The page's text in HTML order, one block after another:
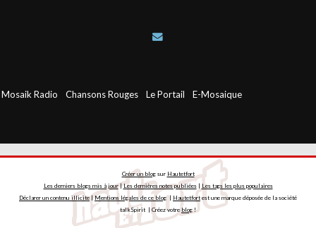
Mosaik Radio Chansons Rouges Le Portail E-Mosaique
Créer un blogsur Hautetfort
Les derniers blogs mis à jour|Les dernières notes publiées| Les tags les plus populaires
Déclarer un contenu illicite|Mentions légales de ce blog | Hautetfort est une marque déposée de la société
talkSpirit | Créez votre blog!